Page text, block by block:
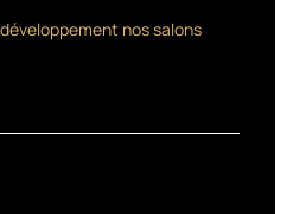
nos salons